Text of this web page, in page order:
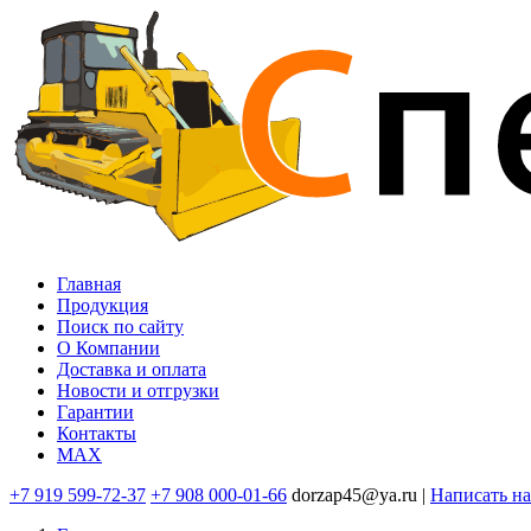
Перейти
основному
содержанию
Основная
навигация
Главная
Продукция
Поиск по сайту
O Компании
Доставка и оплата
Новости и отгрузки
Гарантии
Контакты
MAX
+7 919 599-72-37 +7 908 000-01-66 dorzap45@ya.ru | Написать